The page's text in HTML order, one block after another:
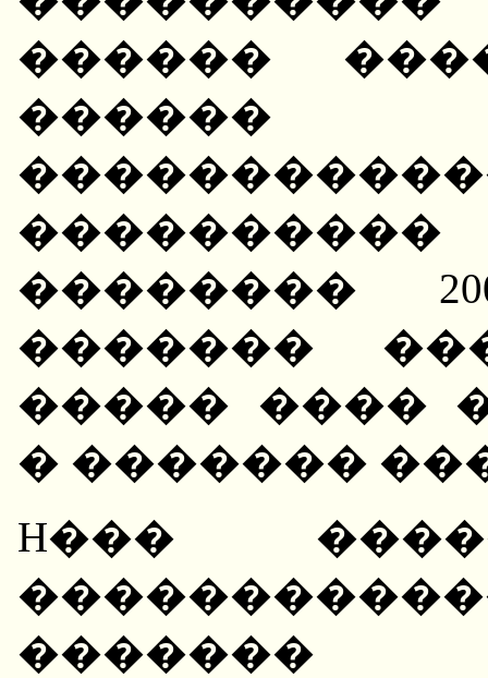
������
������
��������
�������
����� ����
� �������
H���
�������